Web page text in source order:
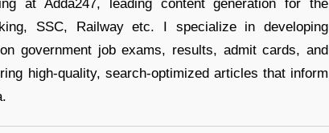
at Adda247, leading content generation for the
SSC, Railway etc. I specialize in developing
government job exams, results, admit cards, and
high-quality, search-optimized articles that inform